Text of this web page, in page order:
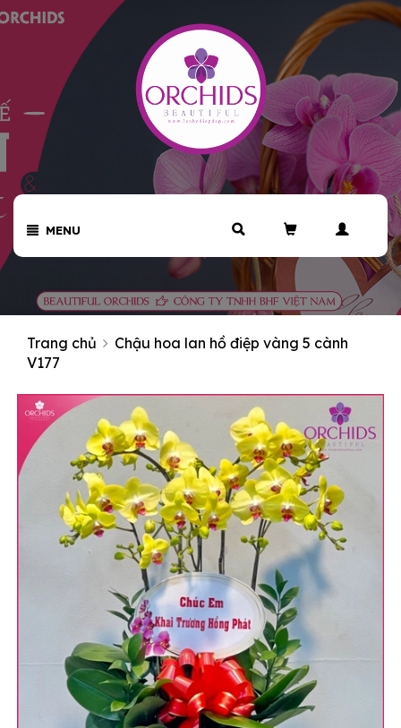
MENU
Trang chủ
Chậu hoa lan hồ điệp vàng 5 cành
V177